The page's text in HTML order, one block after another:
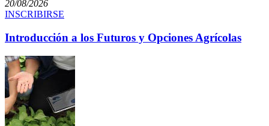
20/08/2026
INSCRIBIRSE
Introducción a los Futuros y Opciones Agrícolas